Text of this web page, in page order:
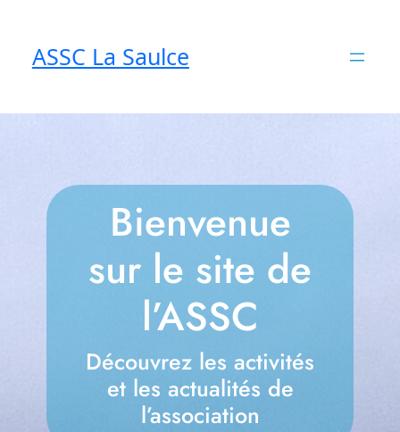
ASSC La Saulce
Bienvenue
sur le site de
l’ASSC
Découvrez les activités
et les actualités de
l’association